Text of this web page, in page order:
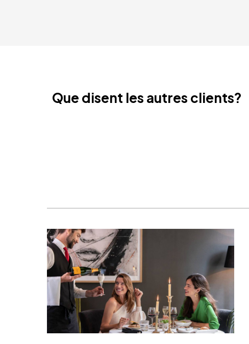
Que disent les autres clients?